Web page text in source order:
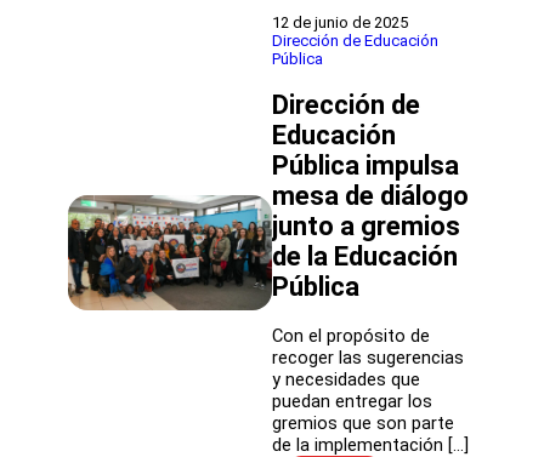
de
Santiago
para
mejora
de
infraestructura
en
establecimientos
de
la
12 de junio de 2025
Dirección de Educación
Pública
Dirección de
Educación
Pública impulsa
mesa de diálogo
junto a gremios
de la Educación
Pública
Con el propósito de
recoger las sugerencias
y necesidades que
puedan entregar los
gremios que son parte
de la implementación […]